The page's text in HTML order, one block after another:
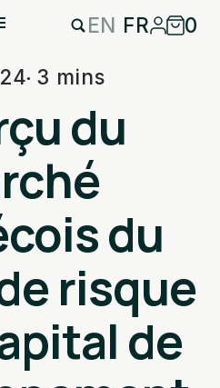
EN FR 0
3 mins
du
du
risque
de